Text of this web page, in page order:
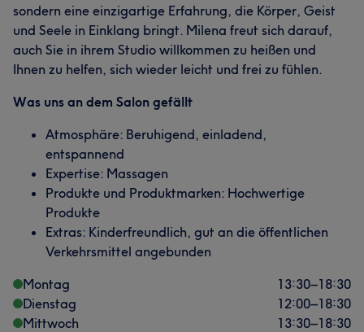
sondern eine einzigartige Erfahrung, die Körper, Geist
und Seele in Einklang bringt. Milena freut sich darauf,
auch Sie in ihrem Studio willkommen zu heißen und
Ihnen zu helfen, sich wieder leicht und frei zu fühlen.
Was uns an dem Salon gefällt
Atmosphäre: Beruhigend, einladend,
entspannend
Expertise: Massagen
Produkte und Produktmarken: Hochwertige
Produkte
Extras: Kinderfreundlich, gut an die öffentlichen
Verkehrsmittel angebunden
Montag
13:30–18:30
Dienstag
12:00–18:30
Mittwoch
13:30–18:30